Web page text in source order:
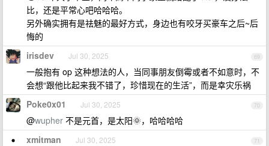
比，还是平常心吧哈哈哈。
另外确实拥有是祛魅的最好方式，身边也有咬牙买豪车之后~后
悔的
69
irisdev Jul 30, 2025
一般抱有 op 这种想法的人，当同事朋友倒霉或者不如意时，不
会想“跟他比起来我不错了，珍惜现在的生活”，而是幸灾乐祸
70
Poke0x01 Jul 30, 2025
@wupher 不是元首，是太阳🌞，哈哈哈哈
71
xmitman Jul 30, 2025